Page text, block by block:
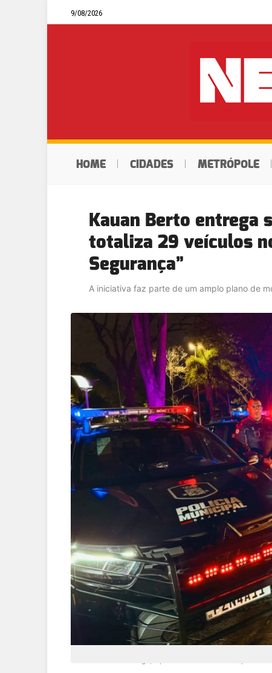
9/08/2026
HOME CIDADES METRÓPOLE
Kauan Berto entrega
totaliza 29 veículos
Segurança”
A iniciativa faz parte de um amplo plano de